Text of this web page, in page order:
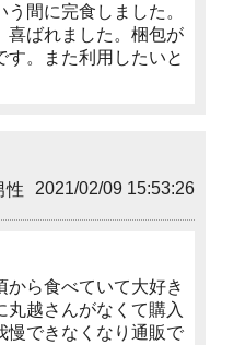
間に完食しました。
喜ばれました。梱包が
す。また利用したいと
性 2021/02/09 15:53:26
から食べていて大好き
丸越さんがなくて購入
慢できなくなり通販で